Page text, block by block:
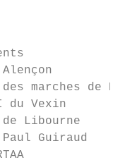
marches de
du Vexin
Libourne
Guiraud